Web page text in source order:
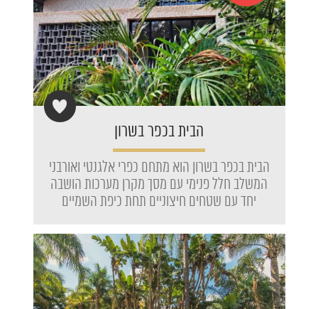
הבית בכפר בשרון
הבית בכפר בשרון הוא מתחם כפרי אלגנטי ואורבני
המשלב חלל פנימי עם מסך מקרן מערכות הושבה
יחד עם שטחים חיצוניים תחת כיפת השמיים